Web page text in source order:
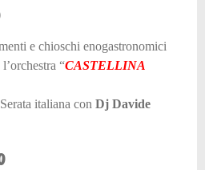
e chioschi enogastronomici
“CASTELLINA
italiana con Dj Davide